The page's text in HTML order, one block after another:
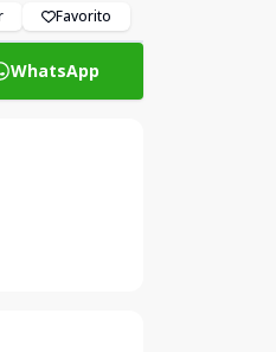
Favorito
WhatsApp